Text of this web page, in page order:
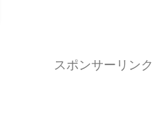
スポンサーリンク